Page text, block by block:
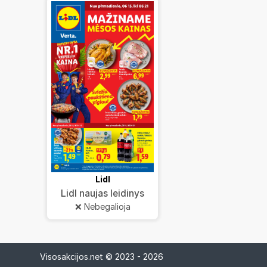
Lidl
Lidl naujas leidinys
❌ Nebegalioja
Visosakcijos.net © 2023 - 2026